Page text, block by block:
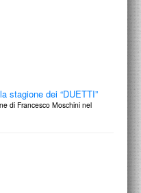
stagione dei “DUETTI”
di Francesco Moschini nel